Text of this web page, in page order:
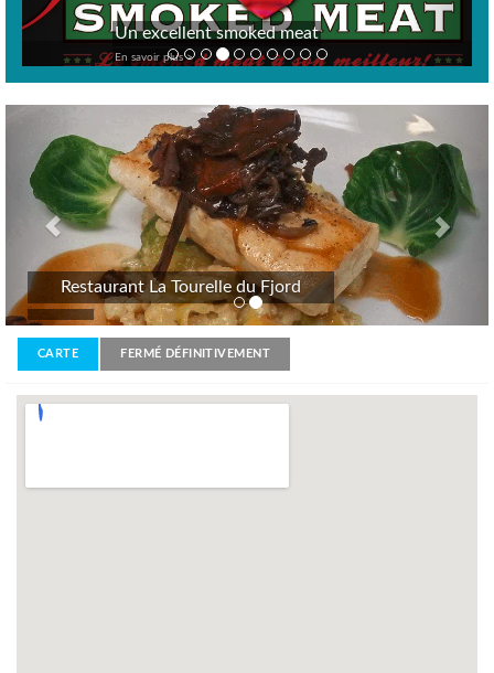
Un excellent smoked meat
En savoir plus >
Restaurant La Tourelle du Fjord
CARTE FERMÉ DÉFINITIVEMENT